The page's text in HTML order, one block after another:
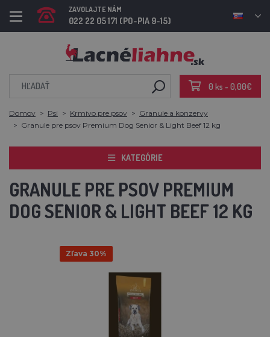
ZAVOLAJTE NÁM
022 22 05 171 (PO-PIA 9-15)
0 ks - 0,00€
Domov Psi Krmivo pre psov
Granule a konzervy
Granule pre psov Premium Dog Senior & Light Beef 12 kg
KATEGÓRIE
GRANULE PRE PSOV PREMIUM
DOG SENIOR & LIGHT BEEF 12 KG
Zľava 30%